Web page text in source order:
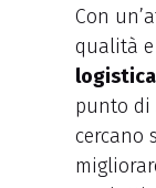
Con
qualità
punto di
cercano